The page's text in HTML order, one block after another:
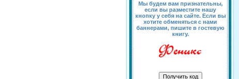
Мы будем вам признательны,
если вы разместите нашу
кнопку у себя на сайте. Если вы
хотите обменяться с нами
баннерами, пишите в гостевую
книгу.